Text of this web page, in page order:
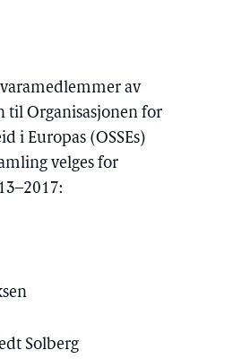
av
til Organisasjonen for
i Europas (OSSEs)
velges for
Solberg